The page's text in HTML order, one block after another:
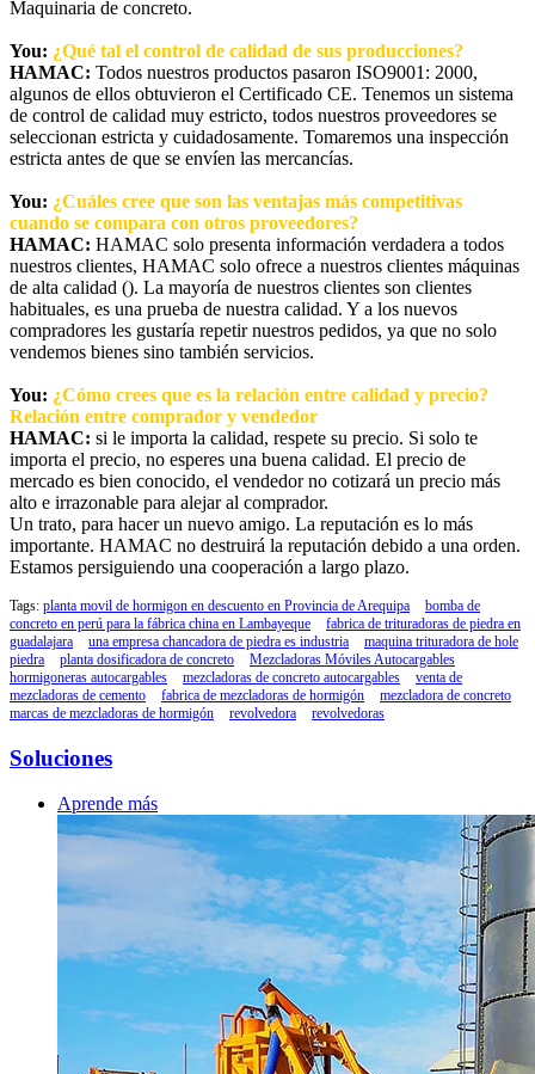
Maquinaria de concreto.
You: ¿Qué tal el control de calidad de sus producciones?
HAMAC: Todos nuestros productos pasaron ISO9001: 2000,
algunos de ellos obtuvieron el Certificado CE. Tenemos un sistema
de control de calidad muy estricto, todos nuestros proveedores se
seleccionan estricta y cuidadosamente. Tomaremos una inspección
estricta antes de que se envíen las mercancías.
You: ¿Cuáles cree que son las ventajas más competitivas
cuando se compara con otros proveedores?
HAMAC: HAMAC solo presenta información verdadera a todos
nuestros clientes, HAMAC solo ofrece a nuestros clientes máquinas
de alta calidad (). La mayoría de nuestros clientes son clientes
habituales, es una prueba de nuestra calidad. Y a los nuevos
compradores les gustaría repetir nuestros pedidos, ya que no solo
vendemos bienes sino también servicios.
You: ¿Cómo crees que es la relación entre calidad y precio?
Relación entre comprador y vendedor
HAMAC: si le importa la calidad, respete su precio. Si solo te
importa el precio, no esperes una buena calidad. El precio de
mercado es bien conocido, el vendedor no cotizará un precio más
alto e irrazonable para alejar al comprador.
Un trato, para hacer un nuevo amigo. La reputación es lo más
importante. HAMAC no destruirá la reputación debido a una orden.
Estamos persiguiendo una cooperación a largo plazo.
Tags: planta movil de hormigon en descuento en Provincia de Arequipa
bomba de
concreto en perú para la fábrica china en Lambayeque
fabrica de trituradoras de piedra en
guadalajara
una empresa chancadora de piedra es industria
maquina trituradora de hole
piedra
planta dosificadora de concreto
Mezcladoras Móviles Autocargables
hormigoneras autocargables
mezcladoras de concreto autocargables
venta de
mezcladoras de cemento
fabrica de mezcladoras de hormigón
mezcladora de concreto
marcas de mezcladoras de hormigón
revolvedora revolvedoras
Soluciones
Aprende más